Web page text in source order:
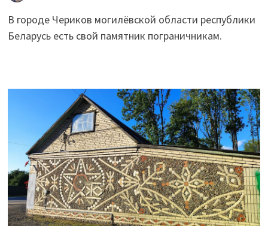
В городе Чериков могилёвской области республики
Беларусь есть свой памятник пограничникам.